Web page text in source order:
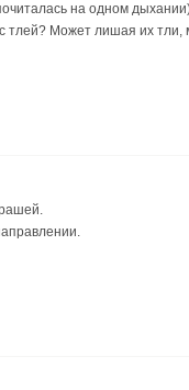
на одном
тлей? Может лишая их